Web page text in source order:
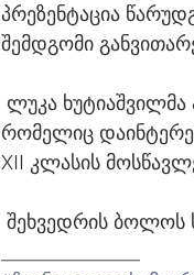
პრეზენტაცია
შემდგომი
რომელიც
XII კლასის
შეხვედრის ბოლოს